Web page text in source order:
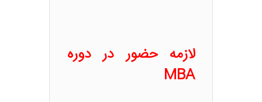
لازمه حضور در دوره
MBA